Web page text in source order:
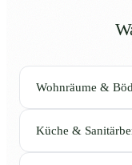
Wohnräume &
Küche &